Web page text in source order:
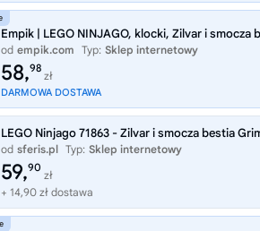
Empik | LEGO NINJAGO, klocki, Zilvar i smocza
od empik.com Typ: Sklep internetowy
58,98
zł
DARMOWA DOSTAWA
LEGO Ninjago 71863 - Zilvar i smocza bestia
od sferis.pl Typ: Sklep internetowy
59,90
zł
+ 14,90 zł dostawa